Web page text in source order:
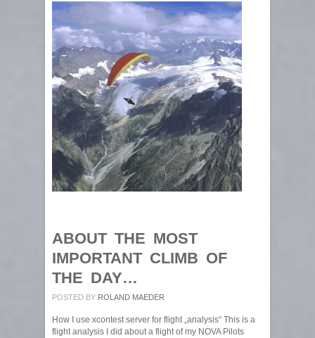
ABOUT THE MOST
IMPORTANT CLIMB OF
THE DAY…
POSTED BY ROLAND MAEDER
How I use xcontest server for flight „analysis“ This is a
flight analysis I did about a flight of my NOVA Pilots